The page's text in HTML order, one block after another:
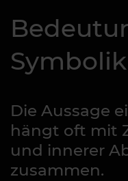
Symbolik
Die Aussage
hängt oft mit
und innerer
zusammen.